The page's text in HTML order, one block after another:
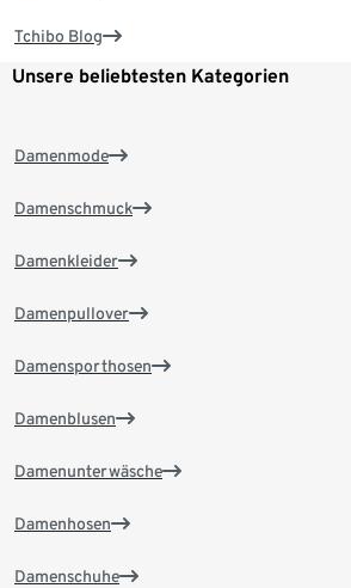
Tchibo Blog
Unsere beliebtesten Kategorien
Damenmode
Damenschmuck
Damenkleider
Damenpullover
Damensporthosen
Damenblusen
Damenunterwäsche
Damenhosen
Damenschuhe